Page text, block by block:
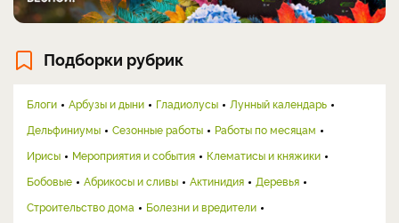
Подборки рубрик
Блоги Арбузы и дыни Гладиолусы
Лунный календарь
Дельфиниумы
Сезонные работы
Работы по месяцам
Ирисы
Мероприятия и события
Клематисы и княжики
Бобовые
Абрикосы и сливы Актинидия
Деревья
Строительство дома
Болезни и вредители